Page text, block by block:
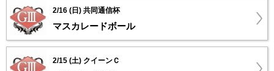
2/16 (日) 共同通信杯
マスカレードボール
2/15 (土) クイーンＣ